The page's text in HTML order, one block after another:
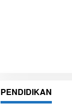
PENDIDIKAN